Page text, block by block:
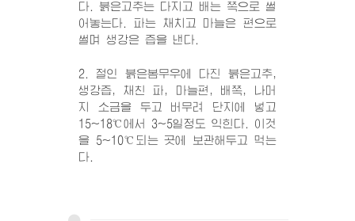
다. 붉은고추는 다지고 배는 쪽으로 썰
어놓는다. 파는 채치고 마늘은 편으로
썰며 생강은 즙을 낸다.
2. 절인 붉은봄무우에 다진 붉은고추,
생강즙, 채친 파, 마늘편, 배쪽, 나머
지 소금을 두고 버무려 단지에 넣고
15~18℃에서 3~5일정도 익힌다. 이것
을 5~10℃되는 곳에 보관해두고 먹는
다.